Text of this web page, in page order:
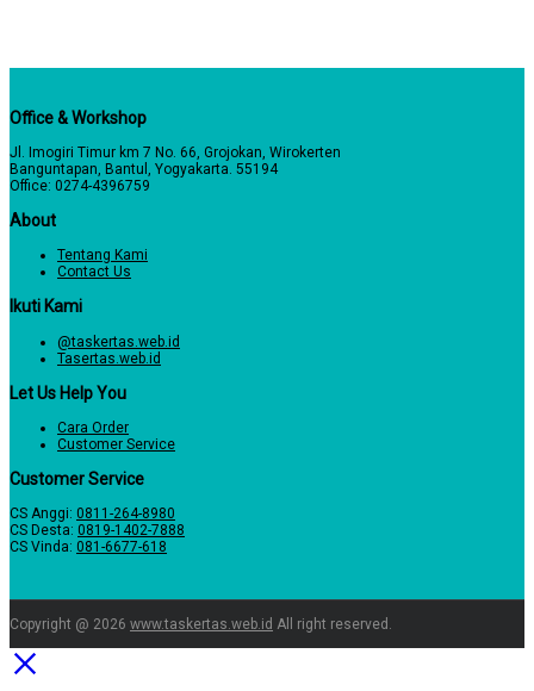
Office & Workshop
Jl. Imogiri Timur km 7 No. 66, Grojokan, Wirokerten
Banguntapan, Bantul, Yogyakarta. 55194
Office: 0274-4396759
About
Tentang Kami
Contact Us
Ikuti Kami
@taskertas.web.id
Tasertas.web.id
Let Us Help You
Cara Order
Customer Service
Customer Service
CS Anggi: 0811-264-8980
CS Desta: 0819-1402-7888
CS Vinda: 081-6677-618
Copyright @ 2026 www.taskertas.web.id All right reserved.